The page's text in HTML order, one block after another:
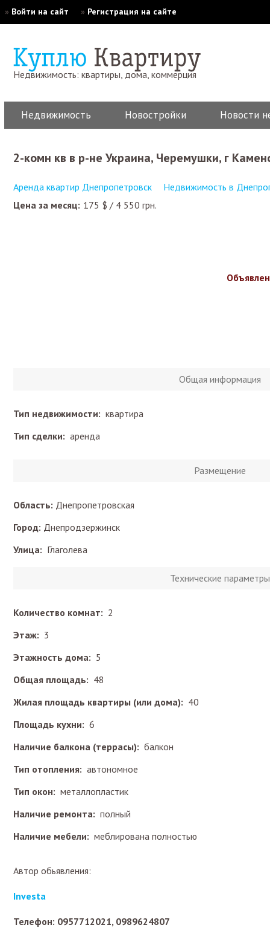
» Войти на сайт » Регистрация на сайте
Недвижимость: квартиры, дома, коммерция
Недвижимость Новостройки Новости
2-комн кв в р-не Украина, Черемушки, г
Аренда квартир Днепропетровск
Недвижимость в
Цена за месяц: 175 $ / 4 550 грн.
Общая информация
Тип недвижимости: квартира
Тип сделки: аренда
Размещение
Область: Днепропетровская
Город: Днепродзержинск
Улица: Глаголева
Технические параметры
Количество комнат: 2
Этаж: 3
Этажность дома: 5
Общая площадь: 48
Жилая площадь квартиры (или дома): 40
Площадь кухни: 6
Наличие балкона (террасы): балкон
Тип отопления: автономное
Тип окон: металлопластик
Наличие ремонта: полный
Наличие мебели: меблирована полностью
Автор обьявления:
Investa
Телефон: 0957712021, 0989624807